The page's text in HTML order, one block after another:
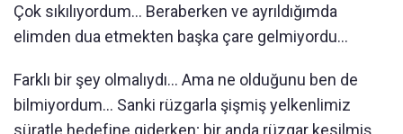
Çok sıkılıyordum... Beraberken ve ayrıldığımda
elimden dua etmekten başka çare gelmiyordu...
Farklı bir şey olmalıydı... Ama ne olduğunu ben de
bilmiyordum... Sanki rüzgarla şişmiş yelkenlimiz
süratle hedefine giderken; bir anda rüzgar kesilmiş